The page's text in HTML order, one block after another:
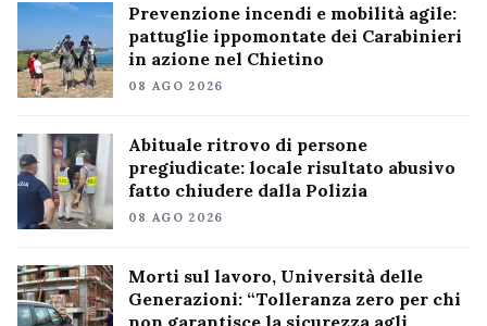
Prevenzione incendi e mobilità agile:
pattuglie ippomontate dei Carabinieri
in azione nel Chietino
08 AGO 2026
Abituale ritrovo di persone
pregiudicate: locale risultato abusivo
fatto chiudere dalla Polizia
08 AGO 2026
Morti sul lavoro, Università delle
Generazioni: “Tolleranza zero per chi
non garantisce la sicurezza agli